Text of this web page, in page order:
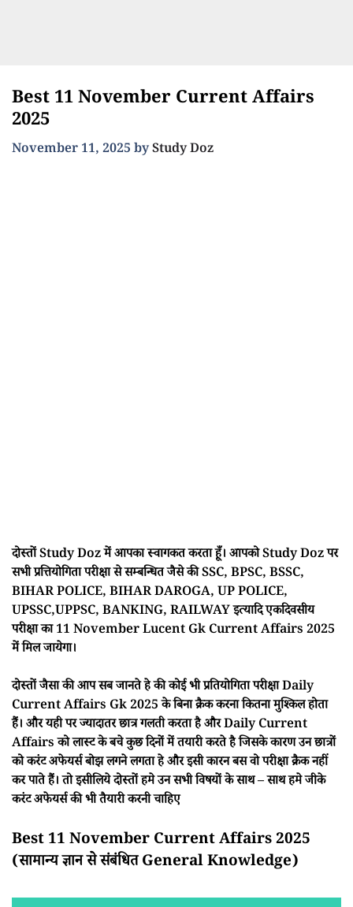
Best 11 November Current Affairs
2025
November 11, 2025 byStudy Doz
दोस्तों Study Doz में आपका स्वागकत करता हूँ। आपको Study Doz पर
सभी प्रत्तियोगिता परीक्षा से सम्बन्धित जैसे की SSC, BPSC, BSSC,
BIHAR POLICE, BIHAR DAROGA, UP POLICE,
UPSSC,UPPSC, BANKING, RAILWAY इत्यादि एकदिवसीय
परीक्षा का 11 November Lucent Gk Current Affairs 2025
में मिल जायेगा।
दोस्तों जैसा की आप सब जानते हे की कोई भी प्रतियोगिता परीक्षा Daily
Current Affairs Gk 2025 के बिना क्रैक करना कितना मुश्किल होता
हैं। और यही पर ज्यादातर छात्र गलती करता है और Daily Current
Affairs को लास्ट के बचे कुछ दिनों में तयारी करते है जिसके कारण उन छात्रों
को करंट अफेयर्स बोझ लगने लगता हे और इसी कारन बस वो परीक्षा क्रैक नहीं
कर पाते हैं। तो इसीलिये दोस्तों हमे उन सभी विषयों के साथ – साथ हमे जीके
करंट अफेयर्स की भी तैयारी करनी चाहिए
Best 11 November Current Affairs 2025
(सामान्य ज्ञान से संबंधित General Knowledge)